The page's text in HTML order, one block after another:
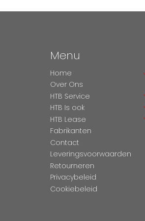
Menu
Home
Over Ons
HTB Service
HTB Is ook
HTB Lease
Fabrikanten
Contact
Leveringsvoorwaarden
Retourneren
Privacybeleid
Cookiebeleid